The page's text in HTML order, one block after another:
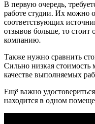
В первую очередь,
работе студии. Их можно
соответствующих
отзывов больше, то стоит
компанию.
Также нужно сравнить
Сильно низкая стоимость
качестве выполняемых
Ещё важно
находится в одном